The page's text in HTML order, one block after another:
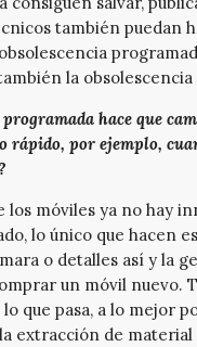
también puedan
la obsolescencia
hace que
rápido, por ejemplo,
los móviles ya no hay
lo único que hacen
o detalles así y la
un móvil nuevo.
que pasa, a lo mejor
extracción de material